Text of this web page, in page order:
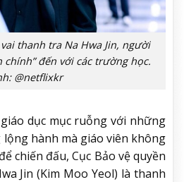
thanh tra Na Hwa Jin, người
chính” đến với các trường học.
@netflixkr
dục mục ruỗng với những
hành mà giáo viên không
chiến đấu, Cục Bảo vệ quyền
Jin (Kim Moo Yeol) là thanh